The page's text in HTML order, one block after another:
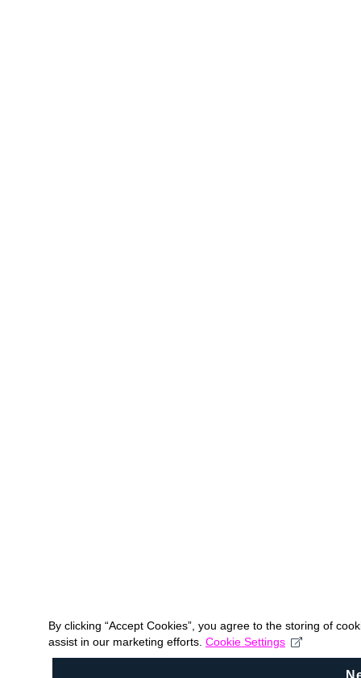
By clicking “Accept Cookies”, you agree to the storing of
assist in our marketing efforts. Cookie Settings